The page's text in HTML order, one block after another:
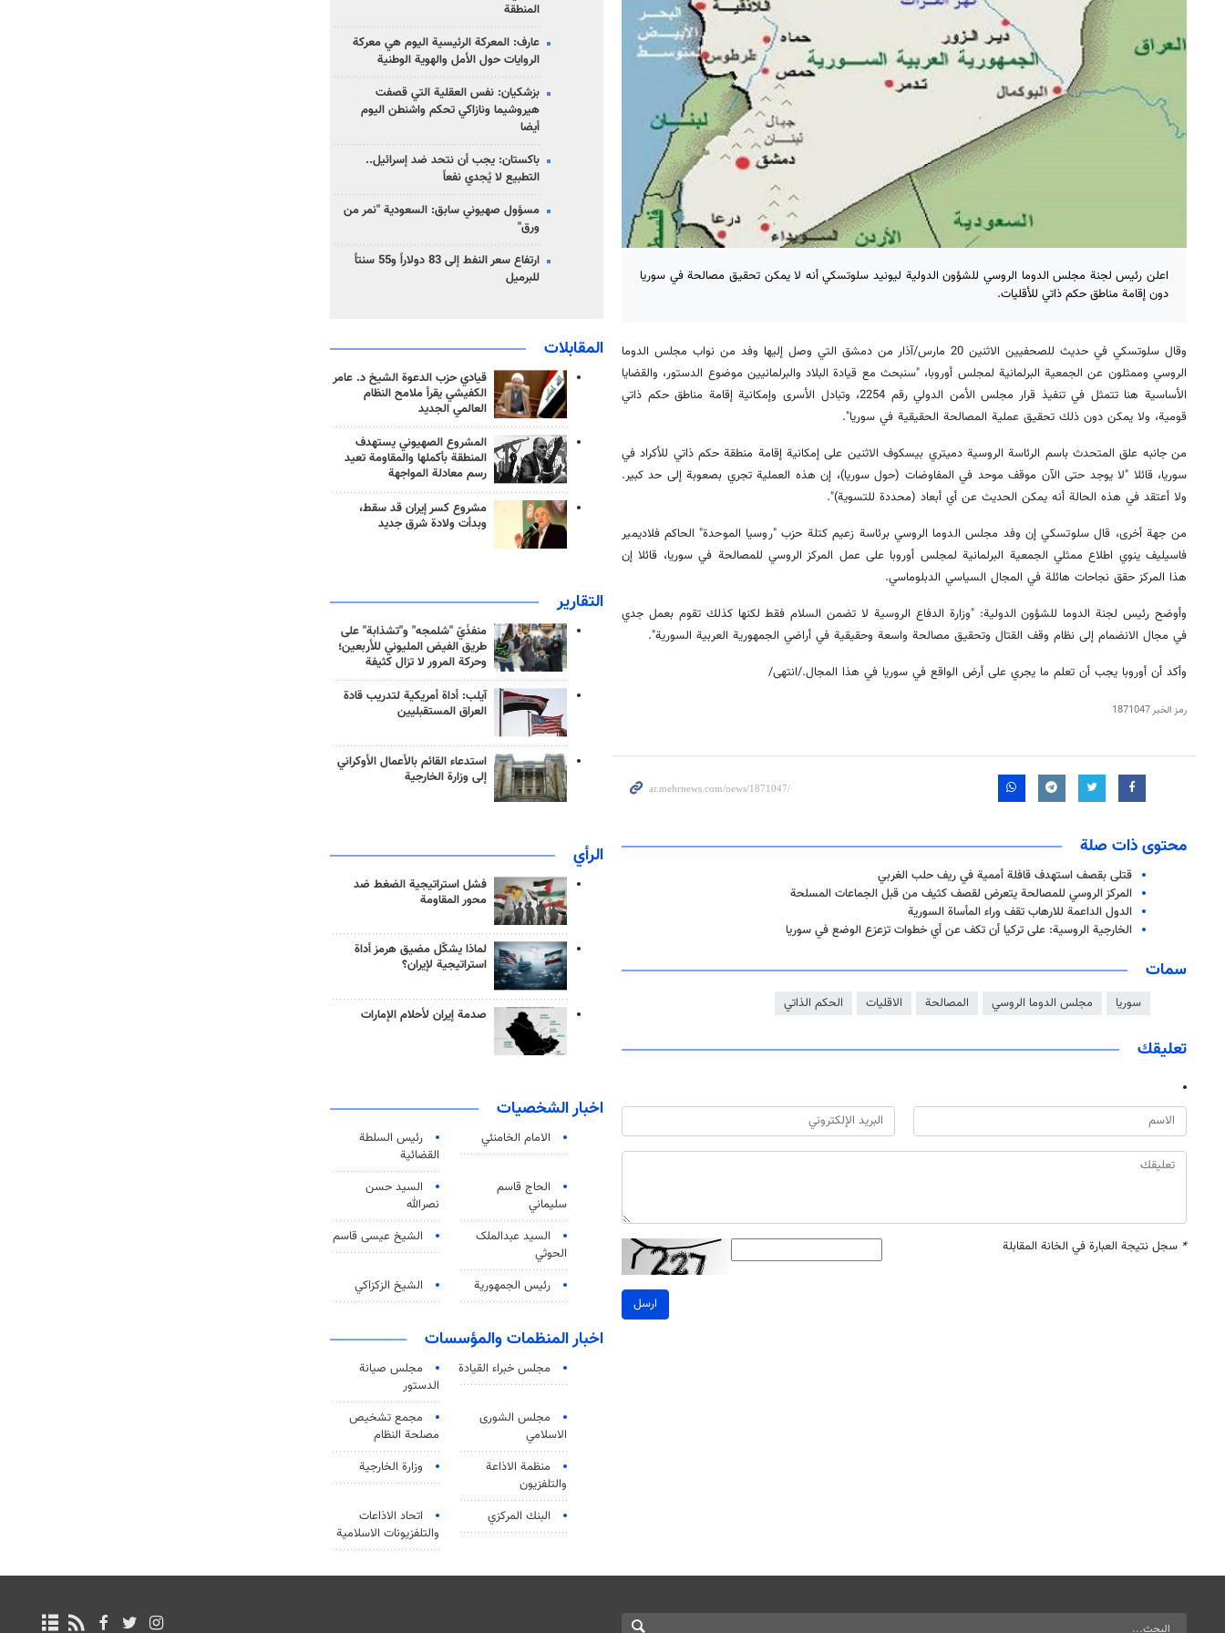
اعلن رئيس لجنة مجلس الدوما الروسي للشؤون الدولية ليونيد سلوتسكي أنه لا يمكن تحقيق مصالحة في سوريا
دون إقامة مناطق حكم ذاتي للأقليات.
وقال سلوتسكي في حديث للصحفيين الاثنين 20 مارس/آذار من دمشق التي وصل إليها وفد من نواب مجلس الدوما
الروسي وممثلون عن الجمعية البرلمانية لمجلس أوروبا، "سنبحث مع قيادة البلاد والبرلمانيين موضوع الدستور، والقضايا
الأساسية هنا تتمثل في تنفيذ قرار مجلس الأمن الدولي رقم 2254، وتبادل الأسرى وإمكانية إقامة مناطق حكم ذاتي
قومية، ولا يمكن دون ذلك تحقيق عملية المصالحة الحقيقية في سوريا".
من جانبه علق المتحدث باسم الرئاسة الروسية دميتري بيسكوف الاثنين على إمكانية إقامة منطقة حكم ذاتي للأكراد في
سوريا، قائلا "لا يوجد حتى الآن موقف موحد في المفاوضات (حول سوريا)، إن هذه العملية تجري بصعوبة إلى حد كبير.
ولا أعتقد في هذه الحالة أنه يمكن الحديث عن أي أبعاد (محددة للتسوية)".
من جهة أخرى، قال سلوتسكي إن وفد مجلس الدوما الروسي برئاسة زعيم كتلة حزب "روسيا الموحدة" الحاكم فلاديمير
فاسيليف ينوي اطلاع ممثلي الجمعية البرلمانية لمجلس أوروبا على عمل المركز الروسي للمصالحة في سوريا، قائلا إن
هذا المركز حقق نجاحات هائلة في المجال السياسي الدبلوماسي.
وأوضح رئيس لجنة الدوما للشؤون الدولية: "وزارة الدفاع الروسية لا تضمن السلام فقط لكنها كذلك تقوم بعمل جدي
في مجال الانضمام إلى نظام وقف القتال وتحقيق مصالحة واسعة وحقيقية في أراضي الجمهورية العربية السورية".
وأكد أن أوروبا يجب أن تعلم ما يجري على أرض الواقع في سوريا في هذا المجال./انتهى/
رمز الخبر1871047
محتوى ذات صلة
قتلى بقصف استهدف قافلة أممية في ريف حلب الغربي
المركز الروسي للمصالحة يتعرض لقصف كثيف من قبل الجماعات المسلحة
الدول الداعمة للارهاب تقف وراء المأساة السورية
الخارجية الروسية: على تركيا أن تكف عن أي خطوات تزعزع الوضع في سوريا
سمات
سوريا مجلس الدوما الروسي المصالحة الاقليات الحكم الذاتي
تعليقك
* سجل نتيجة العبارة في الخانة المقابلة
ارسل
المنطقة
عارف: المعركة الرئيسية اليوم هي معركة
الروايات حول الأمل والهوية الوطنية
بزشكيان: نفس العقلية التي قصفت
هيروشيما ونازاكي تحكم واشنطن اليوم
أيضا
باكستان: يجب أن نتحد ضد إسرائيل..
التطبيع لا يُجدي نفعاً
مسؤول صهيوني سابق: السعودية "نمر من
ورق"
ارتفاع سعر النفط إلى 83 دولاراً و55 سنتاً
للبرميل
المقابلات
قيادي حزب الدعوة الشيخ د. عامر
الكفيشي يقرأ ملامح النظام
العالمي الجديد
المشروع الصهيوني يستهدف
المنطقة بأكملها والمقاومة تعيد
رسم معادلة المواجهة
مشروع كسر إيران قد سقط،
وبدأت ولادة شرق جديد
التقارير
منفذَيّ "شلمجه" و"تشذابة" على
طريق الفيض المليوني للأربعين؛
وحركة المرور لا تزال كثيفة
آيلب: أداة أمريكية لتدريب قادة
العراق المستقبليين
استدعاء القائم بالأعمال الأوكراني
إلى وزارة الخارجية
الرأي
فشل استراتيجية الضغط ضد
محور المقاومة
لماذا يشكّل مضيق هرمز أداة
استراتيجية لإيران؟
صدمة إيران لأحلام الإمارات
اخبار الشخصيات
الامام الخامنئي
رئیس السلطة
القضائیة
الحاج قاسم
سليماني
السيد حسن
نصرالله
السید عبدالملک
الحوثي
الشيخ عيسى قاسم
رئيس الجمهورية الشيخ الزكزاكي
اخبار المنظمات والمؤسسات
مجلس خبراء القيادة
مجلس صيانة
الدستور
مجلس الشورى
الاسلامي
مجمع تشخيص
مصلحة النظام
منظمة الاذاعة
والتلفزیون
وزارة الخارجية
البنك المركزي
اتحاد الاذاعات
والتلفزيونات الاسلامية